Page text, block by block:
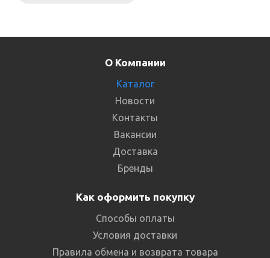
О Компании
Каталог
Новости
Контакты
Вакансии
Доставка
Бренды
Как оформить покупку
Способы оплаты
Условия доставки
Правила обмена и возврата товара